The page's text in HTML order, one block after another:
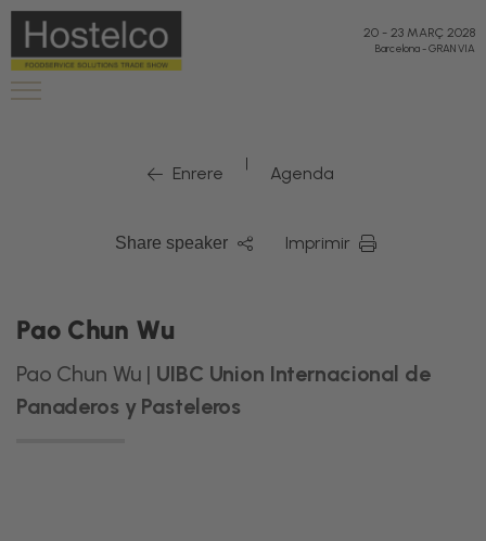
20 - 23 MARÇ 2028
Barcelona-GRAN VIA
Enrere | Agenda
Share speaker Imprimir
Pao Chun Wu
Pao Chun Wu | UIBC Union Internacional de
Panaderos y Pasteleros